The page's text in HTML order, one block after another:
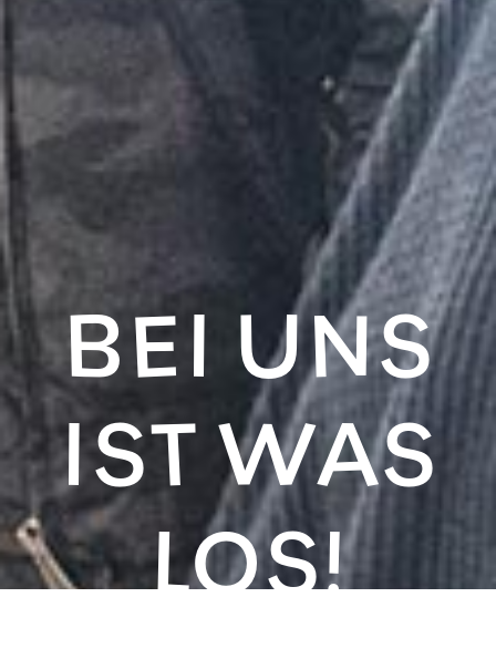
BEI UNS
IST WAS
LOS!